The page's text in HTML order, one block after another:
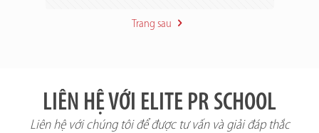
Trang sau
LIÊN HỆ VỚI ELITE PR SCHOOL
Liên hệ với chúng tôi để được tư vấn và giải đáp thắc